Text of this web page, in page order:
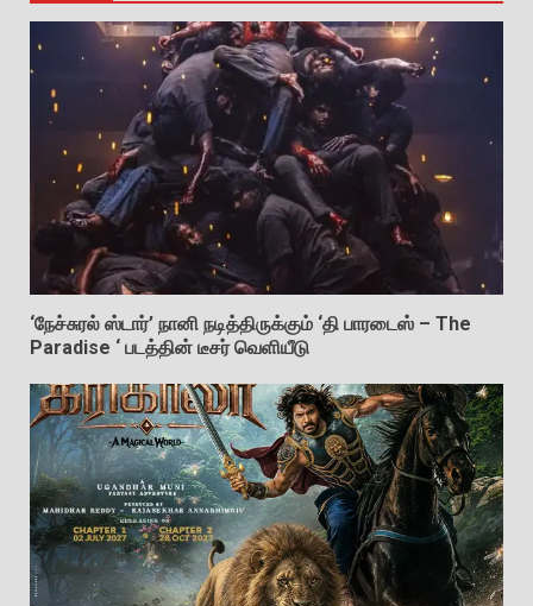
‘நேச்சுரல் ஸ்டார்’ நானி நடித்திருக்கும் ‘தி பாரடைஸ் – The
Paradise ‘ படத்தின் டீசர் வெளியீடு